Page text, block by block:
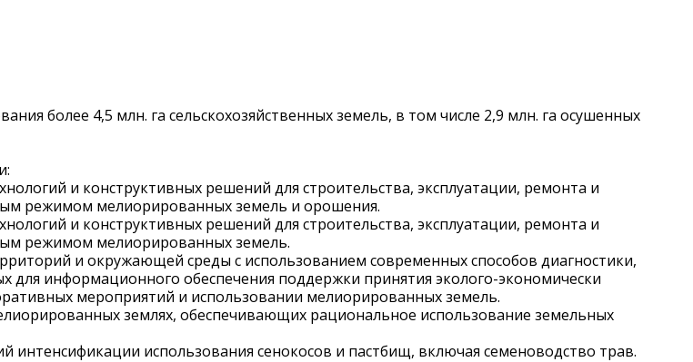
более 4,5 млн. га сельскохозяйственных земель, в том числе 2,9 млн. га осушенных
и конструктивных решений для строительства, эксплуатации, ремонта и
режимом мелиорированных земель и орошения.
и конструктивных решений для строительства, эксплуатации, ремонта и
режимом мелиорированных земель.
и окружающей среды с использованием современных способов диагностики,
информационного обеспечения поддержки принятия эколого-экономически
мероприятий и использовании мелиорированных земель.
землях, обеспечивающих рациональное использование земельных
интенсификации использования сенокосов и пастбищ, включая семеноводство трав.